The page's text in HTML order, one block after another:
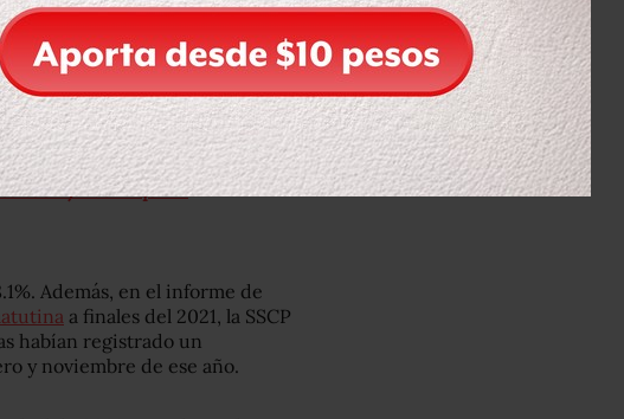
@FiscaliaPueblacontra Moisés
del delito de violación
X76KZqcmrI
Además, en el informe de
a finales del 2021, la SSCP
habían registrado un
y noviembre de ese año.